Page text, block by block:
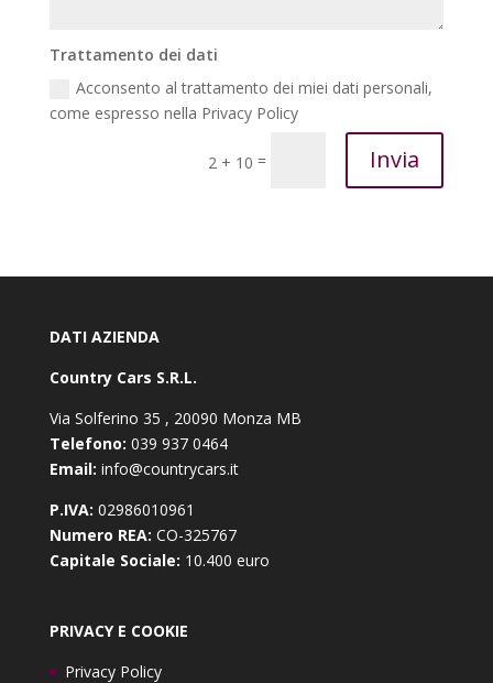
Trattamento dei dati
Acconsento al trattamento dei miei dati personali,
come espresso nella Privacy Policy
2 + 10 = Invia
DATI AZIENDA
Country Cars S.R.L.
Via Solferino 35 , 20090 Monza MB
Telefono: 039 937 0464
Email: info@countrycars.it
P.IVA: 02986010961
Numero REA: CO-325767
Capitale Sociale: 10.400 euro
PRIVACY E COOKIE
Privacy Policy